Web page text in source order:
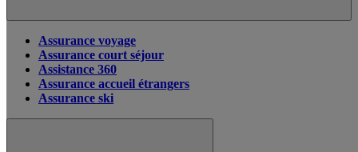
Assurance voyage
Assurance court séjour
Assistance 360
Assurance accueil étrangers
Assurance ski